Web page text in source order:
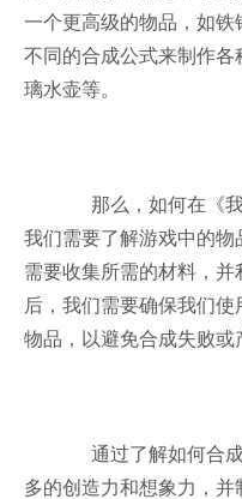
一个更高级的物品，如铁
不同的合成公式来制作
璃水壶等。
那么，如何在《
我们需要了解游戏中的
需要收集所需的材料，
后，我们需要确保我们
物品，以避免合成失败或
通过了解如何合
多的创造力和想象力，并